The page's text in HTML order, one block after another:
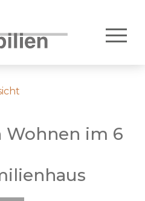
im 6